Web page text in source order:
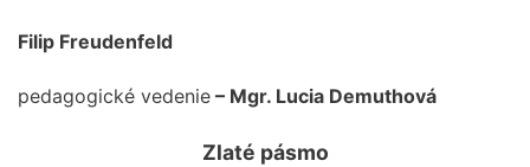
Filip Freudenfeld
pedagogické vedenie – Mgr. Lucia Demuthová
Zlaté pásmo